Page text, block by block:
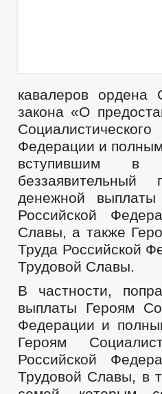
кавалеров
закона «О
Федерации и
вступившим в
беззаявительный
денежной
Российской
Славы, а также
Труда Российской
Трудовой Славы.
В частности,
выплаты Героям
Федерации и
Героям
Российской
Трудовой Славы, в